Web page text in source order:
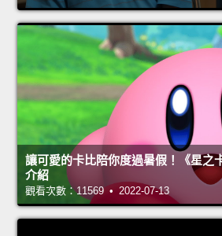
讓可愛的卡比陪你度過暑假！《星之
介紹
觀看次數：11569 • 2022-07-13